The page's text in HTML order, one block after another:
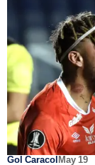
Gol CaracolMay 19